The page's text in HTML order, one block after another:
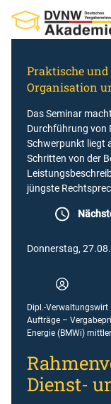
Inhalt
springen
Praktische
Organisation
Das Seminar
Durchführung von
Schwerpunkt liegt
Schritten von der
jüngste
Donnerstag,
Dipl.-Verwaltungswirt
Aufträge –
Energie (BMWi)
Dienst-